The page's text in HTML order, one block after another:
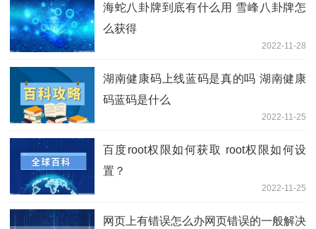
海蛇八卦牌到底有什么用 雪峰八卦牌怎
么获得
2022-11-28
湖南健康码上线蓝码是真的吗 湖南健康
码蓝码是什么
2022-11-25
百度root权限如何获取 root权限如何设
置？
2022-11-25
网页上有错误怎么办网页错误的一般解决